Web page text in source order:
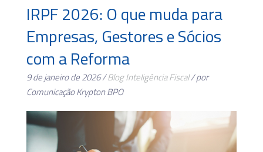
IRPF 2026: O que muda para
Empresas, Gestores e Sócios
com a Reforma
9 de janeiro de 2026 /BlogInteligência Fiscal/ por
Comunicação Krypton BPO